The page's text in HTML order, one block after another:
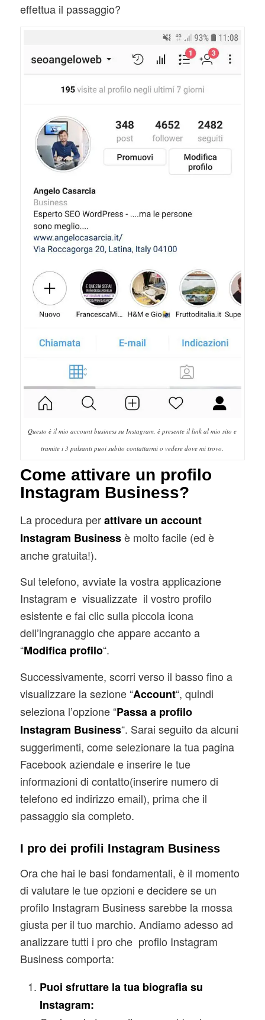
effettua il passaggio?
Questo è il mio account business su Instagram, è presente il link al mio sito e
tramite i 3 pulsanti puoi subito contattarmi o vedere dove mi trovo.
Come attivare un profilo
Instagram Business?
La procedura perattivare un account
Instagram Businessè molto facile (ed è
anche gratuita!).
Sul telefono, avviate la vostra applicazione
Instagram e visualizzate il vostro profilo
esistente e fai clic sulla piccola icona
dell’ingranaggio che appare accanto a
“Modifica profilo“.
Successivamente, scorri verso il basso fino a
visualizzare la sezione “Account“, quindi
seleziona l’opzione “Passa a profilo
Instagram Business“. Sarai seguito da alcuni
suggerimenti, come selezionare la tua pagina
Facebook aziendale e inserire le tue
informazioni di contatto(inserire numero di
telefono ed indirizzo email), prima che il
passaggio sia completo.
I pro dei profili Instagram Business
Ora che hai le basi fondamentali, è il momento
di valutare le tue opzioni e decidere se un
profilo Instagram Business sarebbe la mossa
giusta per il tuo marchio. Andiamo adesso ad
analizzare tutti i pro che profilo Instagram
Business comporta:
Puoi sfruttare la tua biografia su
Instagram: